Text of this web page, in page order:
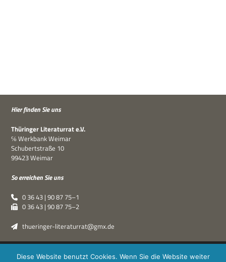
Hier fin­den Sie uns
Thü­rin­ger Lite­ra­tur­rat e.V.
℅ Werk­bank Weimar
Schu­bert­straße 10
99423 Weimar
So errei­chen Sie uns
0 36 43 | 90 87 75–1
0 36 43 | 90 87 75–2
thueringer-literaturrat@gmx.de
Thüringer Literaturrat e.V. | © 2019–2026 ·XPDT : Marken &
Diese Website benutzt Cookies. Wenn Sie die Website weiter